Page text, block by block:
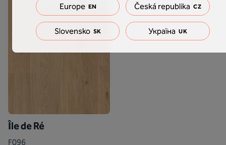
Île de Ré
F096
Europe EN Česká republika CZ
Slovensko SK Україна UK